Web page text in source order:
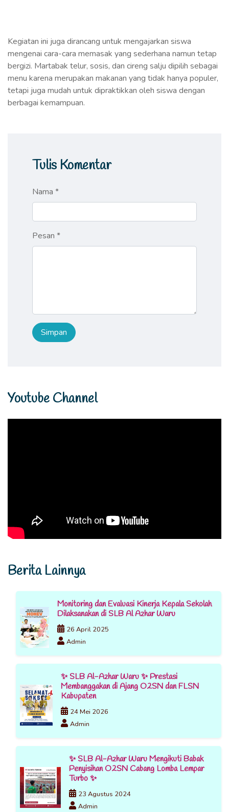
Kegiatan ini juga dirancang untuk mengajarkan siswa
mengenai cara-cara memasak yang sederhana namun tetap
bergizi. Martabak telur, sosis, dan cireng salju dipilih sebagai
menu karena merupakan makanan yang tidak hanya populer,
tetapi juga mudah untuk dipraktikkan oleh siswa dengan
berbagai kemampuan.
Tulis Komentar
Nama *
Pesan *
Youtube Channel
Berita Lainnya
Monitoring dan Evaluasi Kinerja Kepala Sekolah
Dilaksanakan di SLB Al Azhar Waru
26 April 2025
Admin
✨ SLB Al-Azhar Waru ✨ Prestasi
Membanggakan di Ajang O2SN dan FLSN
Kabupaten
24 Mei 2026
Admin
✨ SLB Al-Azhar Waru Mengikuti Babak
Penyisihan O2SN Cabang Lomba Lempar
Turbo ✨
23 Agustus 2024
Admin